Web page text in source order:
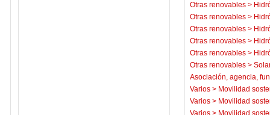
Otras renovables >
Otras renovables >
Otras renovables >
Otras renovables >
Otras renovables >
Otras renovables >
Asociación, agencia,
Varios > Movilidad
Varios > Movilidad
Varios > Movilidad